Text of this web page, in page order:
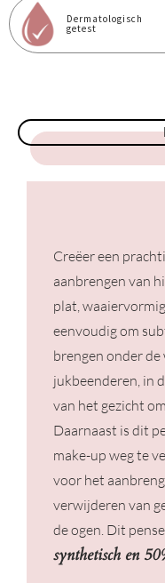
Dermatologisch
getest
Creëer een
aanbrengen van
plat,
eenvoudig om
brengen onder
jukbeenderen, in
van het gezicht
Daarnaast is dit
make-up weg te
voor het
verwijderen van
de ogen. Dit
synthetisch en